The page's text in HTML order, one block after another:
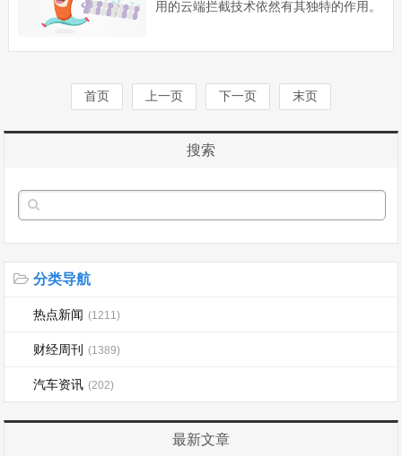
用的云端拦截技术依然有其独特的作用。
近日上线短信免打扰服务，该功能可实现
信。在业内专家看来，运营···...
首页 上一页 下一页 末页
搜索
分类导航
热点新闻 (1211)
财经周刊 (1389)
汽车资讯 (202)
最新文章